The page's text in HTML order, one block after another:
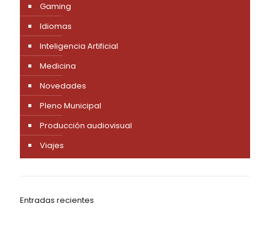
Gaming
Idiomas
Inteligencia Artificial
Medicina
Novedades
Pleno Municipal
Producción audiovisual
Viajes
Entradas recientes